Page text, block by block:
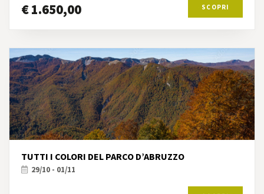
€ 1.650,00 SCOPRI
TUTTI I COLORI DEL PARCO D’ABRUZZO
29/10 - 01/11